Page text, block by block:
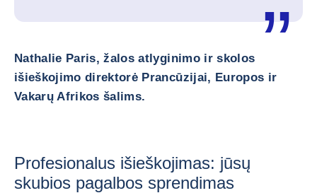
Nathalie Paris, žalos atlyginimo ir skolos
išieškojimo direktorė Prancūzijai, Europos ir
Vakarų Afrikos šalims.
Profesionalus išieškojimas: jūsų
skubios pagalbos sprendimas